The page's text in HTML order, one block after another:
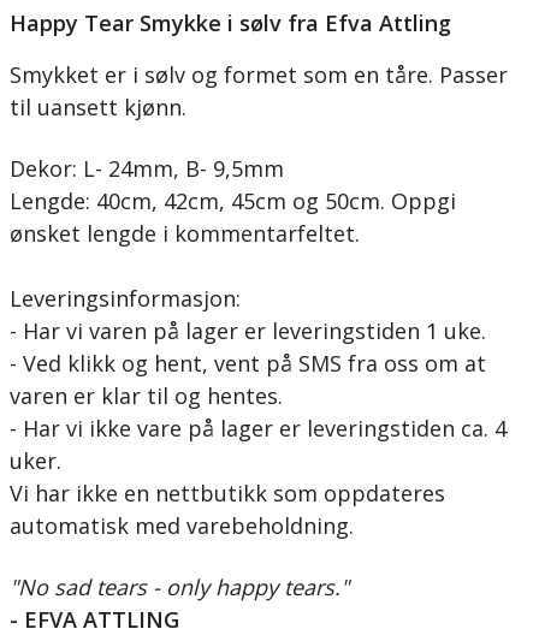
Happy Tear Smykke i sølv fra Efva Attling
Smykket er i sølv og formet som en tåre. Passer
til uansett kjønn.
Dekor: L- 24mm, B- 9,5mm
Lengde: 40cm, 42cm, 45cm og 50cm. Oppgi
ønsket lengde i kommentarfeltet.
Leveringsinformasjon:
- Har vi varen på lager er leveringstiden 1 uke.
- Ved klikk og hent, vent på SMS fra oss om at
varen er klar til og hentes.
- Har vi ikke vare på lager er leveringstiden ca. 4
uker.
Vi har ikke en nettbutikk som oppdateres
automatisk med varebeholdning.
"No sad tears - only happy tears."
- EFVA ATTLING